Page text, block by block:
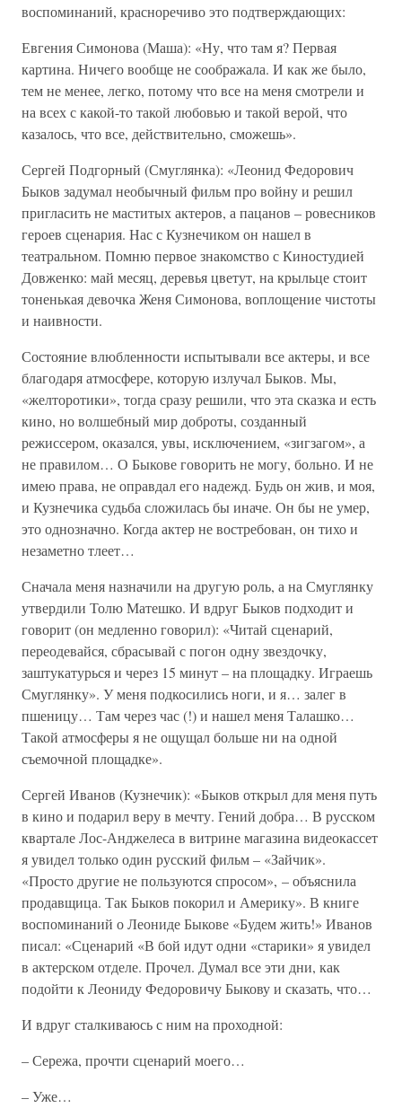
воспоминаний, красноречиво это подтверждающих:
Евгения Симонова (Маша): «Ну, что там я? Первая
картина. Ничего вообще не соображала. И как же было,
тем не менее, легко, потому что все на меня смотрели и
на всех с какой-то такой любовью и такой верой, что
казалось, что все, действительно, сможешь».
Сергей Подгорный (Смуглянка): «Леонид Федорович
Быков задумал необычный фильм про войну и решил
пригласить не маститых актеров, а пацанов – ровесников
героев сценария. Нас с Кузнечиком он нашел в
театральном. Помню первое знакомство с Киностудией
Довженко: май месяц, деревья цветут, на крыльце стоит
тоненькая девочка Женя Симонова, воплощение чистоты
и наивности.
Состояние влюбленности испытывали все актеры, и все
благодаря атмосфере, которую излучал Быков. Мы,
«желторотики», тогда сразу решили, что эта сказка и есть
кино, но волшебный мир доброты, созданный
режиссером, оказался, увы, исключением, «зигзагом», а
не правилом… О Быкове говорить не могу, больно. И не
имею права, не оправдал его надежд. Будь он жив, и моя,
и Кузнечика судьба сложилась бы иначе. Он бы не умер,
это однозначно. Когда актер не востребован, он тихо и
незаметно тлеет…
Сначала меня назначили на другую роль, а на Смуглянку
утвердили Толю Матешко. И вдруг Быков подходит и
говорит (он медленно говорил): «Читай сценарий,
переодевайся, сбрасывай с погон одну звездочку,
заштукатурься и через 15 минут – на площадку. Играешь
Смуглянку». У меня подкосились ноги, и я… залег в
пшеницу… Там через час (!) и нашел меня Талашко…
Такой атмосферы я не ощущал больше ни на одной
съемочной площадке».
Сергей Иванов (Кузнечик): «Быков открыл для меня путь
в кино и подарил веру в мечту. Гений добра… В русском
квартале Лос-Анджелеса в витрине магазина видеокассет
я увидел только один русский фильм – «Зайчик».
«Просто другие не пользуются спросом», – объяснила
продавщица. Так Быков покорил и Америку». В книге
воспоминаний о Леониде Быкове «Будем жить!» Иванов
писал: «Сценарий «В бой идут одни «старики» я увидел
в актерском отделе. Прочел. Думал все эти дни, как
подойти к Леониду Федоровичу Быкову и сказать, что…
И вдруг сталкиваюсь с ним на проходной:
– Сережа, прочти сценарий моего…
– Уже…